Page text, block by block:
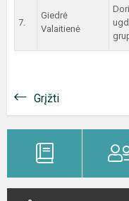
7.
Giedrė
Valaitienė
Grįžti